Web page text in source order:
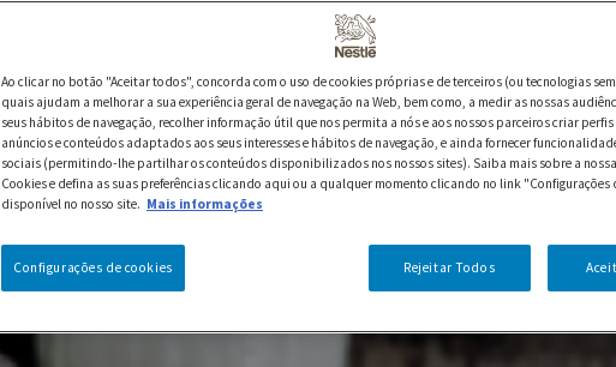
Ao clicar no botão "Aceitar todos", concorda com o uso de cookies próprias e de terceiros (ou tecnologias
quais ajudam a melhorar a sua experiência geral de navegação na Web, bem como, a medir as nossas
seus hábitos de navegação, recolher informação útil que nos permita a nós e aos nossos parceiros criar perfis
anúncios e conteúdos adaptados aos seus interesses e hábitos de navegação, e ainda fornecer
sociais (permitindo-lhe partilhar os conteúdos disponibilizados nos nossos sites). Saiba mais sobre a
Cookies e defina as suas preferências clicando aqui ou a qualquer momento clicando no link "Configurações
disponível no nosso site. Mais informações
Rejeitar Todos
Configurações de cookies